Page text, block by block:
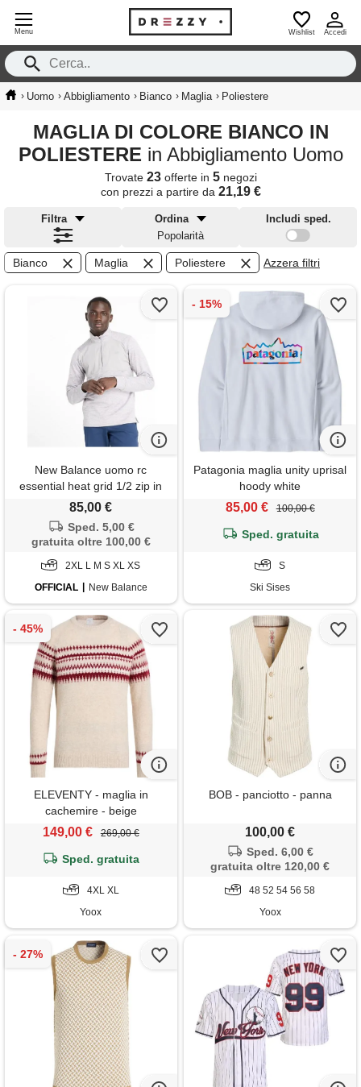
Menu Wishlist Accedi
› Uomo › Abbigliamento › Bianco › Maglia › Poliestere
MAGLIA DI COLORE BIANCO IN
POLIESTERE in Abbigliamento Uomo
Trovate 23offerte in 5negozi
con prezzi a partire da 21,19 €
Filtra
Ordina
Popolarità
Includi sped.
Bianco Maglia Poliestere Azzera filtri
New Balance uomo rc
essential heat grid 1/2 zip in
grigio, maglia di poliestere,
85,00 €
Sped. 5,00 €
gratuita oltre 100,00 €
2XL L M S XL XS
OFFICIAL
New Balance
Patagonia maglia unity uprisal
hoody white
85,00 € 100,00 €
Sped. gratuita
S
Ski Sises
ELEVENTY - maglia in
cachemire - beige
149,00 € 269,00 €
Sped. gratuita
4XL XL
Yoox
BOB - panciotto - panna
100,00 €
Sped. 6,00 €
gratuita oltre 120,00 €
48 52 54 56 58
Yoox